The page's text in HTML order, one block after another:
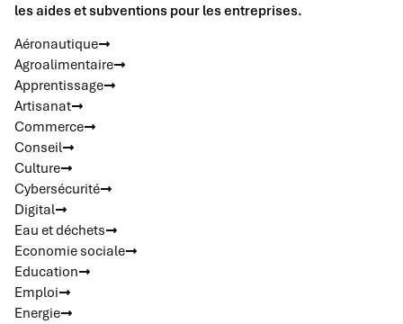
les aides et subventions pour les entreprises.
Aéronautique
Agroalimentaire
Apprentissage
Artisanat
Commerce
Conseil
Culture
Cybersécurité
Digital
Eau et déchets
Economie sociale
Education
Emploi
Energie